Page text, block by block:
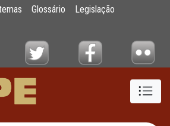
de São José da
Glossário
Legislação